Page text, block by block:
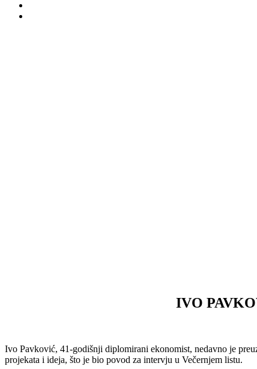
IVO
Ivo Pavković, 41-godišnji diplomirani ekonomist, nedavno je
projekata i ideja, što je bio povod za intervju u Večernjem listu.